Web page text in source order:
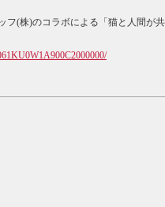
フ(株)のコラボによる「猫と人間が